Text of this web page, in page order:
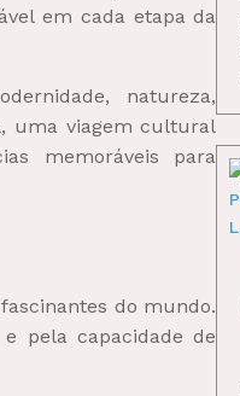
em cada etapa da
natureza,
uma viagem cultural
memoráveis para
do mundo.
pela capacidade de